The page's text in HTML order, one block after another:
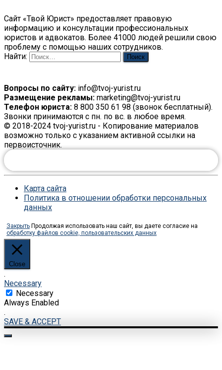
Сайт «Твой Юрист» предоставляет правовую
информацию и консультации профессиональных
юристов и адвокатов. Более 41000 людей решили свою
проблему с помощью наших сотрудников.
Найти:
Вопросы по сайту: info@tvoj-yurist.ru
Размещение рекламы: marketing@tvoj-yurist.ru
Телефон юриста: 8 800 350 61 98 (звонок бесплатный).
Звонки принимаются с пн. по вс. в любое время.
© 2018-2024 tvoj-yurist.ru - Копирование материалов
возможно только с указанием активной ссылки на
первоисточник.
Карта сайта
Политика в отношении обработки персональных
данных
Закрыть Продолжая использовать наш сайт, вы даете согласие на
обработку файлов cookie, пользовательских данных
Close
.
Necessary
Necessary
Always Enabled
.
SAVE & ACCEPT